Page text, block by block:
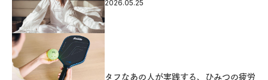
2026.05.25
タフなあの人が実践する、ひみつの疲労